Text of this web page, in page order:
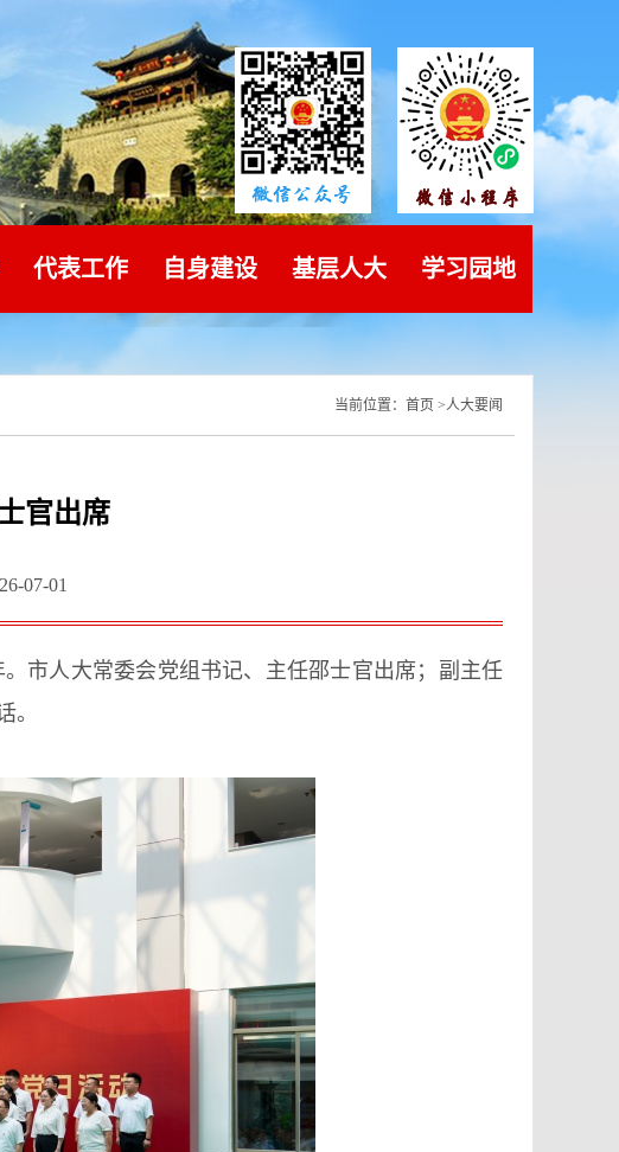
代表工作 自身建设 基层人大 学习园地
当前位置： 首页 >人大要闻
官出席
07-01
市人大常委会党组书记、主任邵士官出席；副主任
。